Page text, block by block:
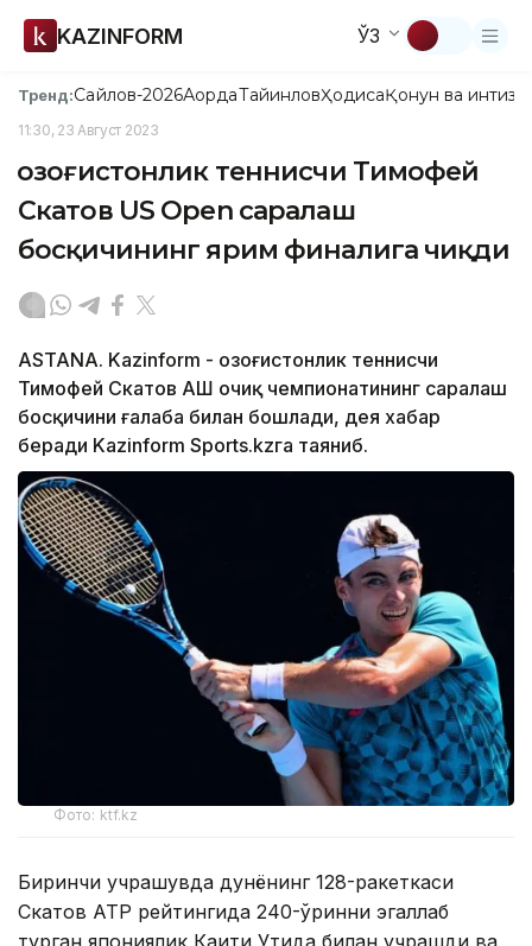
KAZINFORM ЎЗ
Тренд:Сайлов-2026АқордаТайинловҲодисаҚонун ва
11:30, 23 Август 2023
Қозоғистонлик теннисчи Тимофей
Скатов US Open саралаш
босқичининг ярим финалига чиқди
ASTANА. Kazinform - Қозоғистонлик теннисчи
Тимофей Скатов АҚШ очиқ чемпионатининг саралаш
босқичини ғалаба билан бошлади, дея хабар
беради Kazinform Sports.kzга таяниб.
Фото: ktf.kz
Биринчи учрашувда дунёнинг 128-ракеткаси
Скатов АТP рейтингида 240-ўринни эгаллаб
турган япониялик Каити Утида билан учрашди ва